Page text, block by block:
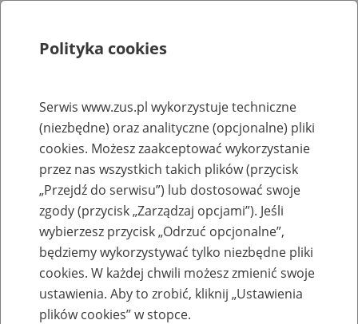
Rejestry, ewidencje i archiwa
Baza zlikwidowanych lub
przekształconych zakładów pracy
Nazwa zakładu pracy:
Polityka cookies
Serwis www.zus.pl wykorzystuje techniczne
(niezbędne) oraz analityczne (opcjonalne) pliki
cookies. Możesz zaakceptować wykorzystanie
przez nas wszystkich takich plików (przycisk
„Przejdź do serwisu”) lub dostosować swoje
zgody (przycisk „Zarządzaj opcjami”). Jeśli
wybierzesz przycisk „Odrzuć opcjonalne”,
będziemy wykorzystywać tylko niezbędne pliki
cookies. W każdej chwili możesz zmienić swoje
ustawienia. Aby to zrobić, kliknij „Ustawienia
plików cookies” w stopce.